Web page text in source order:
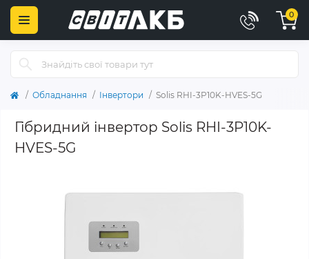
0
Обладнання Інвертори Solis RHI-3P10K-HVES-5G
Гібридний інвертор Solis RHI-3P10K-
HVES-5G